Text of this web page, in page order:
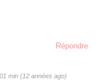
Répondre
min (12 années ago)